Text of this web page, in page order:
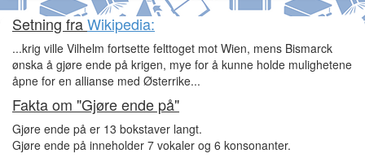
Setning fraWikipedia:
...krig ville Vilhelm fortsette felttoget mot Wien, mens Bismarck
ønska å gjøre ende på krigen, mye for å kunne holde mulighetene
åpne for en allianse med Østerrike...
Fakta om "Gjøre ende på"
Gjøre ende på er 13 bokstaver langt.
Gjøre ende på inneholder 7 vokaler og 6 konsonanter.